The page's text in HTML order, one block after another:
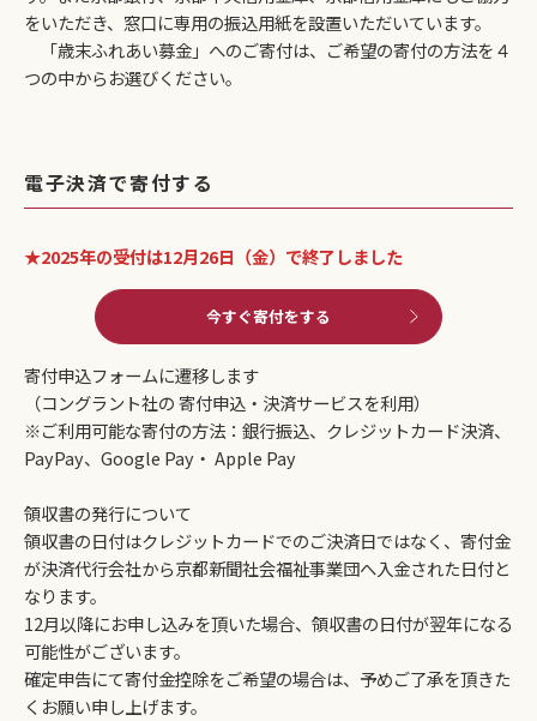
をいただき、窓口に専用の振込用紙を設置いただいています。
「歳末ふれあい募金」へのご寄付は、ご希望の寄付の方法を４
つの中からお選びください。
電子決済で寄付する
★2025年の受付は12月26日（金）で終了しました
今すぐ寄付をする
寄付申込フォームに遷移します
（コングラント社の 寄付申込・決済サービスを利用）
※ご利用可能な寄付の方法：銀行振込、クレジットカード決済、
PayPay、Google Pay・ Apple Pay
領収書の発行について
領収書の日付はクレジットカードでのご決済日ではなく、寄付金
が決済代行会社から京都新聞社会福祉事業団へ入金された日付と
なります。
12月以降にお申し込みを頂いた場合、領収書の日付が翌年になる
可能性がございます。
確定申告にて寄付金控除をご希望の場合は、予めご了承を頂きた
くお願い申し上げます。